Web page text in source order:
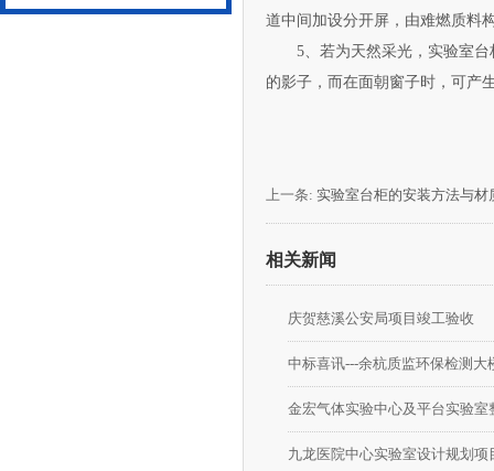
道中间加设分开屏，由难燃质料
5、若为天然采光，实验室
的影子，而在面朝窗子时，可产生
上一条: 实验室台柜的安装方法与材
相关新闻
庆贺慈溪公安局项目竣工验收
中标喜讯---余杭质监环保检测大
金宏气体实验中心及平台实验室
九龙医院中心实验室设计规划项